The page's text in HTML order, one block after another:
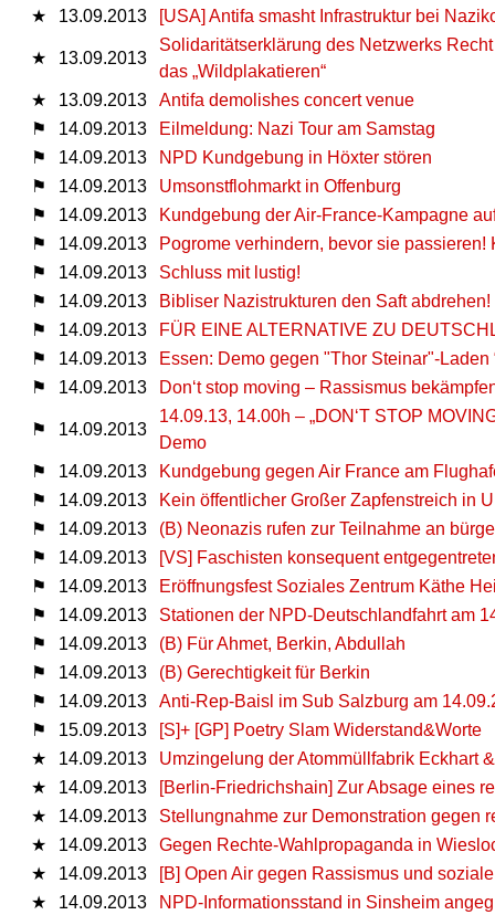
★
13.09.2013 [USA] Antifa smasht Infrastruktur bei
★ 13.09.2013
Solidaritätserklärung des Netzwerks
das „Wildplakatieren“
★
13.09.2013
Antifa demolishes concert venue
⚑
14.09.2013
Eilmeldung: Nazi Tour am Samstag
⚑
14.09.2013
NPD Kundgebung in Höxter stören
⚑
14.09.2013
Umsonstflohmarkt in Offenburg
⚑
14.09.2013
Kundgebung der Air-France-Kampagne
⚑
14.09.2013
Pogrome verhindern, bevor sie
⚑
14.09.2013
Schluss mit lustig!
⚑
14.09.2013
Bibliser Nazistrukturen den Saft abdrehen!
⚑
14.09.2013
FÜR EINE ALTERNATIVE ZU
⚑
14.09.2013
Essen: Demo gegen "Thor Steinar"-Laden
⚑
14.09.2013 Don‘t stop moving – Rassismus
⚑ 14.09.2013
14.09.13, 14.00h – „DON‘T STOP
Demo
⚑
14.09.2013
Kundgebung gegen Air France am
⚑
14.09.2013
Kein öffentlicher Großer Zapfenstreich in
⚑
14.09.2013
(B) Neonazis rufen zur Teilnahme an
⚑
14.09.2013
[VS] Faschisten konsequent
⚑
14.09.2013
Eröffnungsfest Soziales Zentrum Käthe
⚑
14.09.2013
Stationen der NPD-Deutschlandfahrt am
⚑
14.09.2013
(B) Für Ahmet, Berkin, Abdullah
⚑
14.09.2013
(B) Gerechtigkeit für Berkin
⚑
14.09.2013
Anti-Rep-Baisl im Sub Salzburg am
⚑
15.09.2013
[S]+ [GP] Poetry Slam Widerstand&Worte
★
14.09.2013
Umzingelung der Atommüllfabrik Eckhart
★
14.09.2013
[Berlin-Friedrichshain] Zur Absage eines
★
14.09.2013
Stellungnahme zur Demonstration gegen
★
14.09.2013
Gegen Rechte-Wahlpropaganda in
★
14.09.2013
[B] Open Air gegen Rassismus und
★
14.09.2013
NPD-Informationsstand in Sinsheim